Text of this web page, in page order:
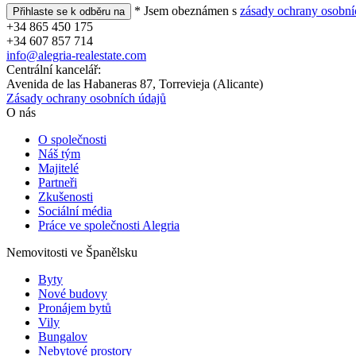
* Jsem obeznámen s zásady ochrany
+34 865 450 175
+34 607 857 714
info@alegria-realestate.com
Centrální kancelář:
Avenida de las Habaneras 87, Torrevieja (Alicante)
Zásady ochrany osobních údajů
O nás
O společnosti
Náš tým
Majitelé
Partneři
Zkušenosti
Sociální média
Práce ve společnosti Alegria
Nemovitosti ve Španělsku
Byty
Nové budovy
Pronájem bytů
Vily
Bungalov
Nebytové prostory